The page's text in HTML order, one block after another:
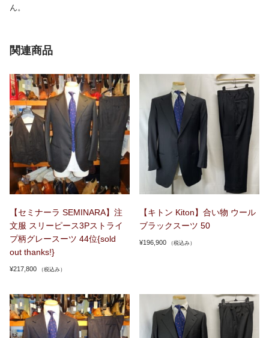
ん。
関連商品
【セミナーラ SEMINARA】注
文服 スリーピース3Pストライ
プ柄グレースーツ 44位{sold
out thanks!}
¥217,800 （税込み）
【キトン Kiton】合い物 ウール
ブラックスーツ 50
¥196,900 （税込み）